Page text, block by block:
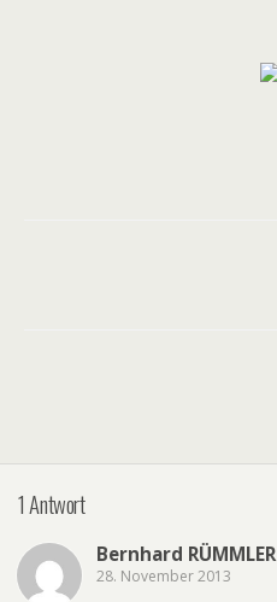
1 Antwort
Bernhard RÜMMLER
28. November 2013